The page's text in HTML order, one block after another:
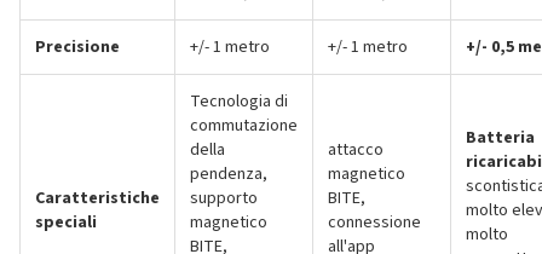
Precisione +/- 1 metro +/- 1 metro +/- 0,5
Caratteristiche
speciali
Tecnologia di
commutazione
della
pendenza,
supporto
magnetico
BITE,
attacco
magnetico
BITE,
connessione
all'app
Batteria
molto
molto